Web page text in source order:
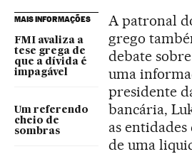
MAIS INFORMAÇÕES
FMI avaliza a
tese grega de
que a dívida é
impagável
Um referendo
cheio de
sombras
A patronal
grego
debate
uma
presidente
bancária,
as
de uma